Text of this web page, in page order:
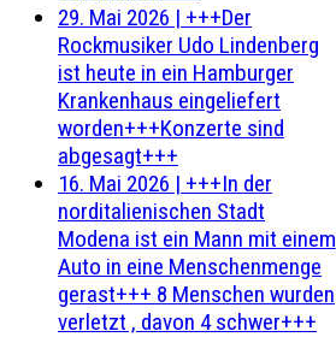
29. Mai 2026 | +++Der
Rockmusiker Udo Lindenberg
ist heute in ein Hamburger
Krankenhaus eingeliefert
worden+++Konzerte sind
abgesagt+++
16. Mai 2026 | +++In der
norditalienischen Stadt
Modena ist ein Mann mit einem
Auto in eine Menschenmenge
gerast+++ 8 Menschen wurden
verletzt , davon 4 schwer+++